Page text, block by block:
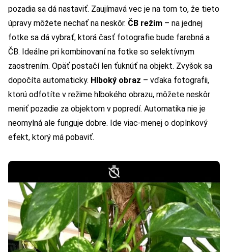
pozadia sa dá nastaviť. Zaujímavá vec je na tom to, že tieto
úpravy môžete nechať na neskôr. ČB režim – na jednej
fotke sa dá vybrať, ktorá časť fotografie bude farebná a
ČB. Ideálne pri kombinovaní na fotke so selektívnym
zaostrením. Opäť postačí len ťuknúť na objekt. Zvyšok sa
dopočíta automaticky. Hlboký obraz – vďaka fotografii,
ktorú odfotíte v režime hlbokého obrazu, môžete neskôr
meniť pozadie za objektom v popredí. Automatika nie je
neomylná ale funguje dobre. Ide viac-menej o doplnkový
efekt, ktorý má pobaviť.